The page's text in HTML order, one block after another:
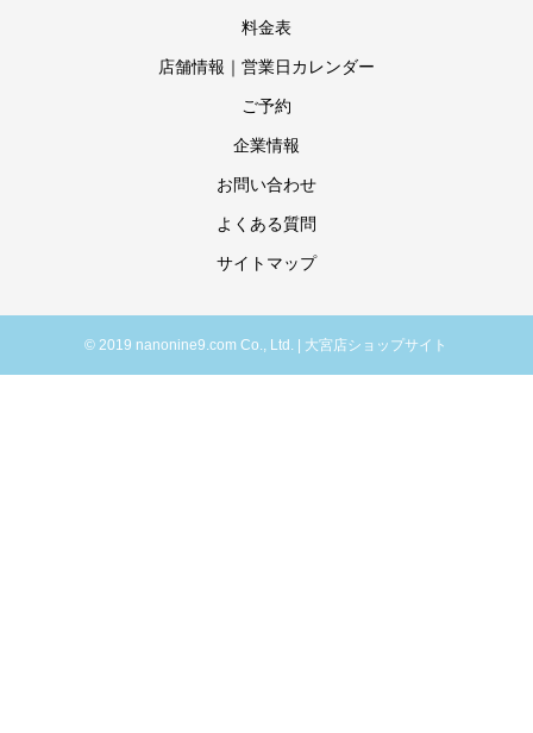
料金表
店舗情報｜営業日カレンダー
ご予約
企業情報
お問い合わせ
よくある質問
サイトマップ
© 2019 nanonine9.com Co., Ltd. | 大宮店ショップサイト